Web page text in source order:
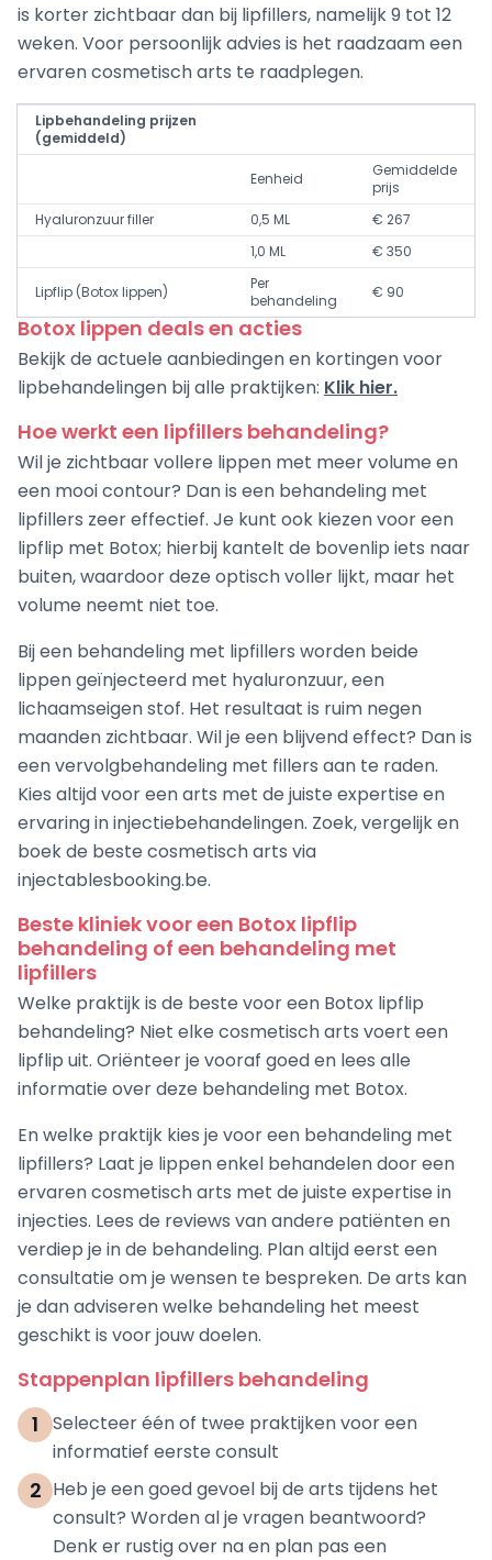
is korter zichtbaar dan bij lipfillers, namelijk 9 tot 12
weken. Voor persoonlijk advies is het raadzaam een
ervaren cosmetisch arts te raadplegen.
Lipbehandeling prijzen
(gemiddeld)
Eenheid
Gemiddelde
prijs
Hyaluronzuur filler
0,5 ML
€ 267
1,0 ML
€ 350
Lipflip (Botox lippen)
Per
behandeling
€ 90
Botox lippen deals en acties
Bekijk de actuele aanbiedingen en kortingen voor
lipbehandelingen bij alle praktijken: Klik hier.
Hoe werkt een lipfillers behandeling?
Wil je zichtbaar vollere lippen met meer volume en
een mooi contour? Dan is een behandeling met
lipfillers zeer effectief. Je kunt ook kiezen voor een
lipflip met Botox; hierbij kantelt de bovenlip iets naar
buiten, waardoor deze optisch voller lijkt, maar het
volume neemt niet toe.
Bij een behandeling met lipfillers worden beide
lippen geïnjecteerd met hyaluronzuur, een
lichaamseigen stof. Het resultaat is ruim negen
maanden zichtbaar. Wil je een blijvend effect? Dan is
een vervolgbehandeling met fillers aan te raden.
Kies altijd voor een arts met de juiste expertise en
ervaring in injectiebehandelingen. Zoek, vergelijk en
boek de beste cosmetisch arts via
injectablesbooking.be.
Beste kliniek voor een Botox lipflip
behandeling of een behandeling met
lipfillers
Welke praktijk is de beste voor een Botox lipflip
behandeling? Niet elke cosmetisch arts voert een
lipflip uit. Oriënteer je vooraf goed en lees alle
informatie over deze behandeling met Botox.
En welke praktijk kies je voor een behandeling met
lipfillers? Laat je lippen enkel behandelen door een
ervaren cosmetisch arts met de juiste expertise in
injecties. Lees de reviews van andere patiënten en
verdiep je in de behandeling. Plan altijd eerst een
consultatie om je wensen te bespreken. De arts kan
je dan adviseren welke behandeling het meest
geschikt is voor jouw doelen.
Stappenplan lipfillers behandeling
1
Selecteer één of twee praktijken voor een
informatief eerste consult
2 Heb je een goed gevoel bij de arts tijdens het
consult? Worden al je vragen beantwoord?
Denk er rustig over na en plan pas een